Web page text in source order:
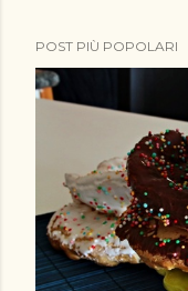
POST PIÙ POPOLARI